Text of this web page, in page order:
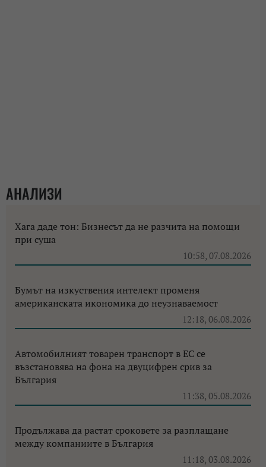
АНАЛИЗИ
Хага даде тон: Бизнесът да не разчита на помощи
при суша
10:58, 07.08.2026
Бумът на изкуствения интелект променя
американската икономика до неузнаваемост
12:18, 06.08.2026
Автомобилният товарен транспорт в ЕС се
възстановява на фона на двуцифрен срив за
България
11:38, 05.08.2026
Продължава да растат сроковете за разплащане
между компаниите в България
11:18, 03.08.2026